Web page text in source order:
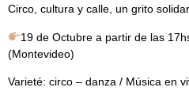
Circo, cultura y calle, un grito
19 de Octubre a partir de las
(Montevideo)
Varieté: circo – danza / Música en